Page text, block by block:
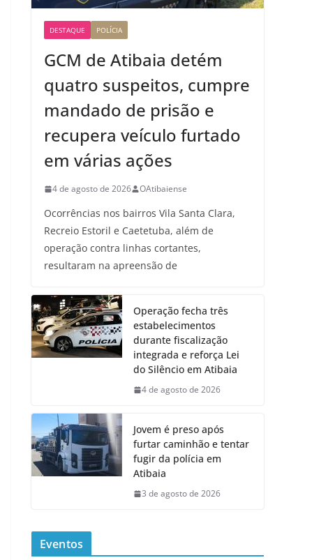
DESTAQUE POLÍCIA
GCM de Atibaia detém
quatro suspeitos, cumpre
mandado de prisão e
recupera veículo furtado
em várias ações
4 de agosto de 2026 OAtibaiense
Ocorrências nos bairros Vila Santa Clara,
Recreio Estoril e Caetetuba, além de
operação contra linhas cortantes,
resultaram na apreensão de
Operação fecha três
estabelecimentos
durante fiscalização
integrada e reforça Lei
do Silêncio em Atibaia
4 de agosto de 2026
Jovem é preso após
furtar caminhão e tentar
fugir da polícia em
Atibaia
3 de agosto de 2026
Eventos